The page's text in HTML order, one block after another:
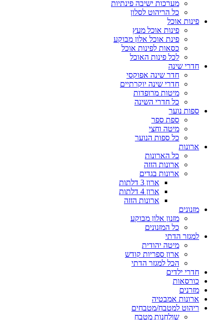
מערכות ישיבה פינתיות
כל הריהוט לסלון
פינות אוכל
פינות אוכל מעץ
פינת אוכל אלון מבוקע
כסאות לפינות אוכל
לכל פינות האוכל
חדרי שינה
חדר שינה אפוקסי
חדרי שינה יוקרתיים
מיטות מרופדות
כל חדרי השינה
ספות נוער
ספת ספר
מיטה וחצי
כל ספות הנוער
ארונות
כל הארונות
ארונות הזזה
ארונות בגדים
ארון 3 דלתות
ארון 4 דלתות
ארונות הזזה
מזנונים
מזנון אלון מבוקע
כל המזנונים
למגזר הדתי
מיטה יהודית
ארון ספריות קודש
הכל למגזר הדתי
חדרי ילדים
כורסאות
מזרנים
ארונות אמבטיה
ריהוט למטבח/מטבחים
שולחנות מטבח